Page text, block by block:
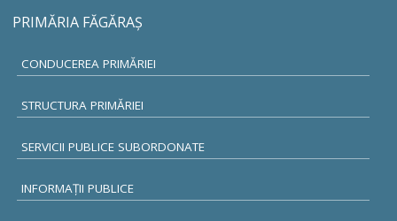
PRIMĂRIA FĂGĂRAŞ
CONDUCEREA PRIMĂRIEI
STRUCTURA PRIMĂRIEI
SERVICII PUBLICE SUBORDONATE
INFORMAŢII PUBLICE